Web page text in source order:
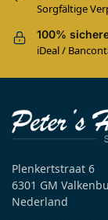
Sorgfältige
100%
iDeal /
Plenkertstraat 6
6301 GM
Nederland